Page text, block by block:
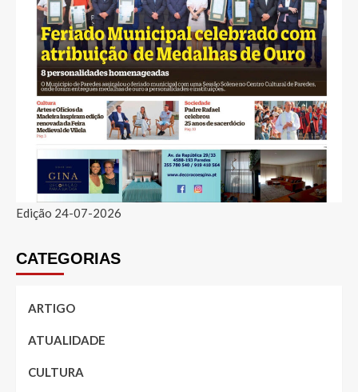
Edição 24-07-2026
CATEGORIAS
ARTIGO
ATUALIDADE
CULTURA